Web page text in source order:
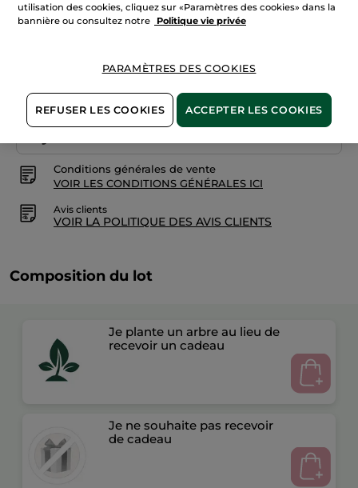
INDISPONIBLE
Paiement sécurisé
Conditions générales de vente
VOIR LES CONDITIONS GÉNÉRALES ICI
Avis clients
VOIR LA POLITIQUE DES AVIS CLIENTS
Composition du lot
Je plante un arbre au lieu de
recevoir un cadeau
Je ne souhaite pas recevoir
de cadeau
utilisation des cookies, cliquez sur «Paramètres des cookies» dans la
bannière ou consultez notre
Politique vie privée
PARAMÈTRES DES COOKIES
REFUSER LES COOKIES ACCEPTER LES COOKIES